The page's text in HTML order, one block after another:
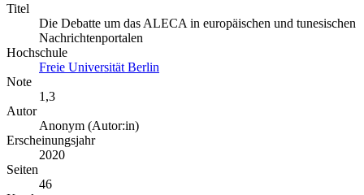
Titel
Die Debatte um das ALECA in europäischen und tunesischen
Nachrichtenportalen
Hochschule
Freie Universität Berlin
Note
1,3
Autor
Anonym (Autor:in)
Erscheinungsjahr
2020
Seiten
46